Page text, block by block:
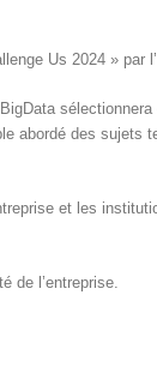
Us 2024 » par
abordé des sujets
et les
de l’entreprise.